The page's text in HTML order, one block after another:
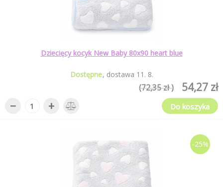
Dziecięcy kocyk New Baby 80x90 heart blue
Dostępne dostawa 11 . 8.
54,27 zł
(72,35 zł )
− + Do koszyka
-25%